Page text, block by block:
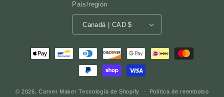
País/región
Canadá | CAD $
Formas
© 2026,Carver Maker Tecnología de Shopify Política de reembolso